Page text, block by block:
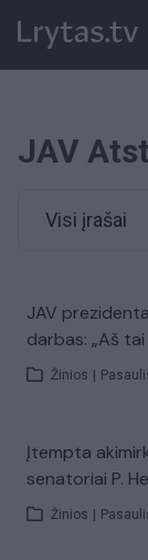
JAV
Visi įrašai
JAV
darbas: „Aš
Žinios
Įtempta
senatoriai P.
Žinios